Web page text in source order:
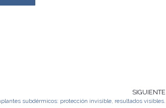
SIGUIENTE
subdérmicos: protección invisible, resultados visibles.